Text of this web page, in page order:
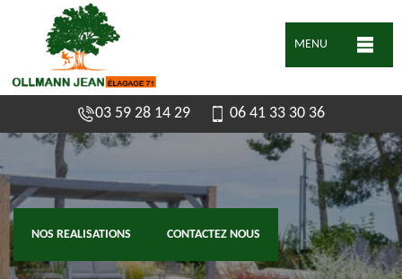
MENU
03 59 28 14 29 06 41 33 30 36
NOS REALISATIONS CONTACTEZ NOUS